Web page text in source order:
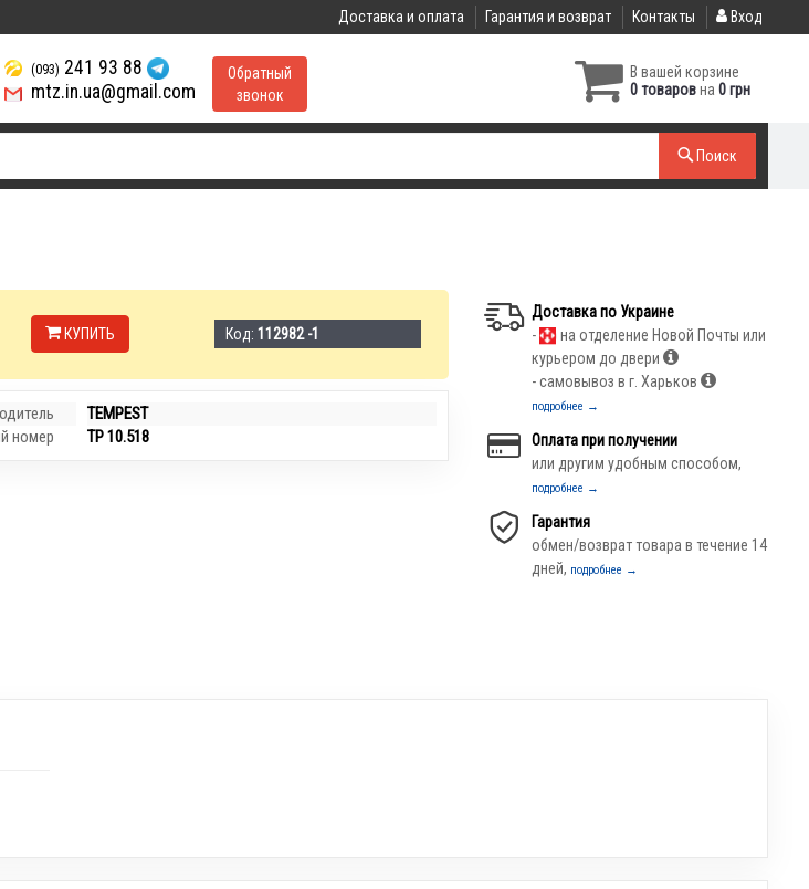
Доставка и оплата Гарантия и возврат Контакты Вход
(093) 241 93 88
mtz.in.ua@gmail.com
Обратный
звонок
В вашей корзине
0 товаровна 0 грн
Поиск
КУПИТЬ Код:112982 -1
TEMPEST
номер
TP 10.518
Доставка по Украине
-
на отделение Новой Почты или
курьером до двери
- самовывоз в г. Харьков
подробнее →
Оплата при получении
или другим удобным способом,
подробнее →
Гарантия
обмен/возврат товара в течение 14
дней, подробнее →